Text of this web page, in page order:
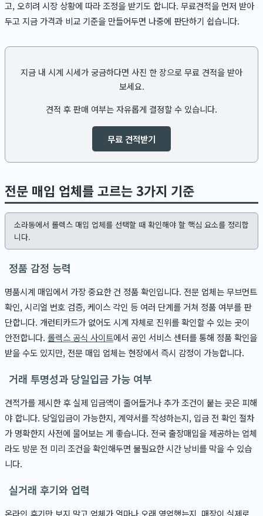
고, 오히려 시장 상황에 따라 조정을 받기도 합니다. 무료견적을 먼저 받아
두고 지금 가격과 비교 기준을 만들어두면 나중에 판단하기 쉽습니다.
지금 내 시계 시세가 궁금하다면 사진 한 장으로 무료 견적을 받아
보세요.
견적 후 판매 여부는 자유롭게 결정할 수 있습니다.
무료 견적받기
전문 매입 업체를 고르는 3가지 기준
소라동에서 롤렉스 매입 업체를 선택할 때 확인해야 할 핵심 요소를 정리합
니다.
정품 감정 능력
명품시계 매입에서 가장 중요한 건 정품 확인입니다. 전문 업체는 무브먼트
확인, 시리얼 번호 검증, 케이스 각인 등 여러 단계를 거쳐 정품 여부를 판
단합니다. 개런티카드가 없어도 시계 자체로 진위를 확인할 수 있는 곳이
안전합니다. 롤렉스 공식 사이트에서 공인 서비스 센터를 통해 정품 확인을
받을 수도 있지만, 전문 매입 업체는 현장에서 즉시 감정이 가능합니다.
거래 투명성과 당일입금 가능 여부
견적가를 제시한 후 실제 입금액이 줄어들거나 추가 조건이 붙는 곳은 피해
야 합니다. 당일입금이 가능한지, 계약서를 작성하는지, 입금 전 확인 절차
가 명확한지 사전에 물어보는 게 좋습니다. 전국 출장매입을 제공하는 업체
라도 방문 전 미리 조건을 확인해두면 불필요한 시간 낭비를 막을 수 있습
니다.
실거래 후기와 업력
온라인 후기만 보지 말고 업체가 얼마나 오래 영업했는지, 매장이 실제로